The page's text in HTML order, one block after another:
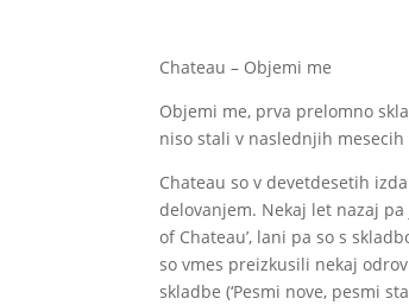
Chateau – Objemi me
Objemi me, prva prelomno
niso stali v naslednjih
Chateau so v devetdesetih
delovanjem. Nekaj let nazaj
of Chateau’, lani pa so s
so vmes preizkusili nekaj
skladbe (‘Pesmi nove, pesmi